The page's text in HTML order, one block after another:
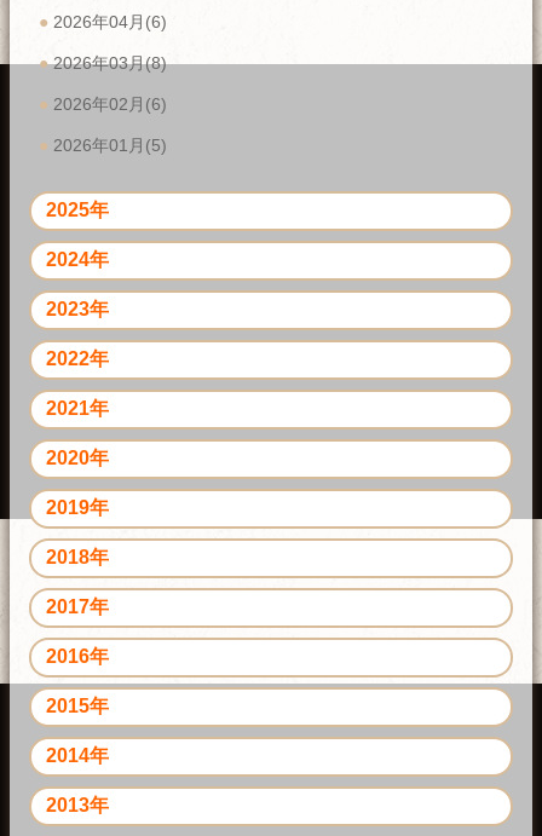
2026年04月(6)
2026年03月(8)
2026年02月(6)
2026年01月(5)
2025年
2024年
2023年
2022年
2021年
2020年
2019年
2018年
2017年
2016年
2015年
2014年
2013年